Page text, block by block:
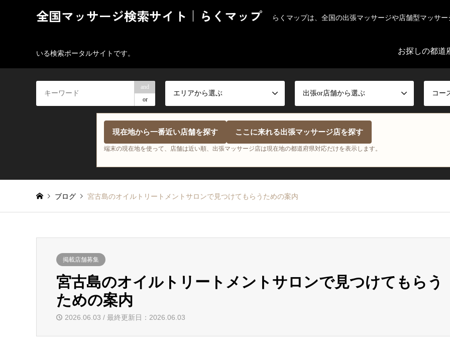
全国マッサージ検索サイト｜らくマップ らくマップは、全国の出張マッサージや店舗型マッサ
いる検索ポータルサイトです。 お探しの都道
and
or
エリアから選ぶ 出張or店舗から選ぶ コー
現在地から一番近い店舗を探す ここに来れる出張マッサージ店を探す
端末の現在地を使って、店舗は近い順、出張マッサージ店は現在地の都道府県対応だけを表示します。
ブログ 宮古島のオイルトリートメントサロンで見つけてもらうための案内
掲載店舗募集
宮古島のオイルトリートメントサロンで見つけてもらう
ための案内
2026.06.03 / 最終更新日：2026.06.03